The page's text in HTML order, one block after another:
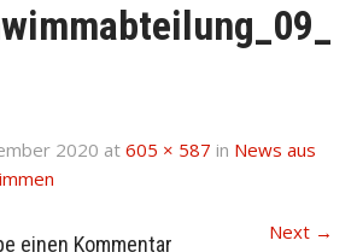
2020 at 605 × 587 in News aus
Next →
einen Kommentar